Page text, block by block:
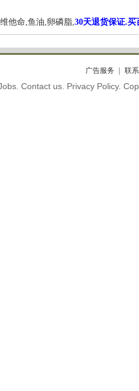
他命,鱼油,卵磷脂,30天退货保证.买
广告服务 联
Contact us. Privacy Policy.